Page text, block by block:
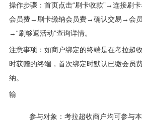
操作步骤：首页点击“刷卡收款”→连接刷
会员费→刷卡缴纳会员费→确认交易→会
→“刷够返活动”查询详情。
注意事项：如商户绑定的终端是在考拉超
时获赠的终端，首次绑定时默认已缴会员
纳。
输
参与对象：考拉超收商户均可参与本